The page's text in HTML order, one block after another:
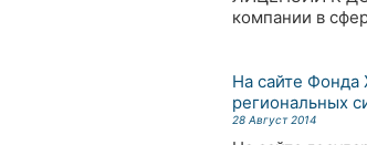
компании в
На сайте
региональных
28 Август 2014